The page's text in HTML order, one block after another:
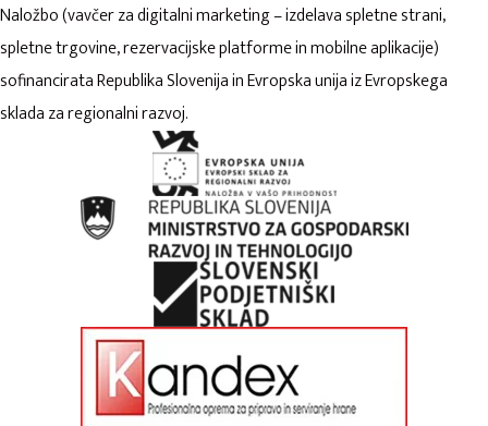
Naložbo (vavčer za digitalni marketing – izdelava spletne strani,
spletne trgovine, rezervacijske platforme in mobilne aplikacije)
sofinancirata Republika Slovenija in Evropska unija iz Evropskega
sklada za regionalni razvoj.